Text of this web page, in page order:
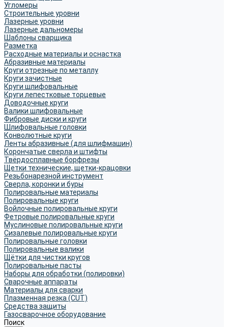
Угломеры
Строительные уровни
Лазерные уровни
Лазерные дальномеры
Шаблоны сварщика
Разметка
Расходные материалы и оснастка
Абразивные материалы
Круги отрезные по металлу
Круги зачистные
Круги шлифовальные
Круги лепестковые торцевые
Доводочные круги
Валики шлифовальные
Фибровые диски и круги
Шлифовальные головки
Конволютные круги
Ленты абразивные (для шлифмашин)
Корончатые сверла и штифты
Твёрдосплавные борфрезы
Щетки технические, щетки-крацовки
Резьбонарезной инструмент
Сверла, коронки и буры
Полировальные материалы
Полировальные круги
Войлочные полировальные круги
Фетровые полировальные круги
Муслиновые полировальные круги
Cизалевые полировальные круги
Полировальные головки
Полировальные валики
Щётки для чистки кругов
Полировальные пасты
Наборы для обработки (полировки)
Сварочные аппараты
Материалы для сварки
Плазменная резка (CUT)
Средства защиты
Газосварочное оборудование
Поиск